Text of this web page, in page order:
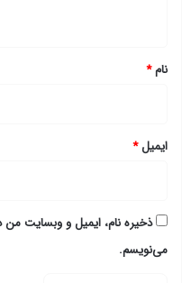
نام*
ایمیل*
ذخیره نام، ایمیل و وبسایت من
می‌نویسم.